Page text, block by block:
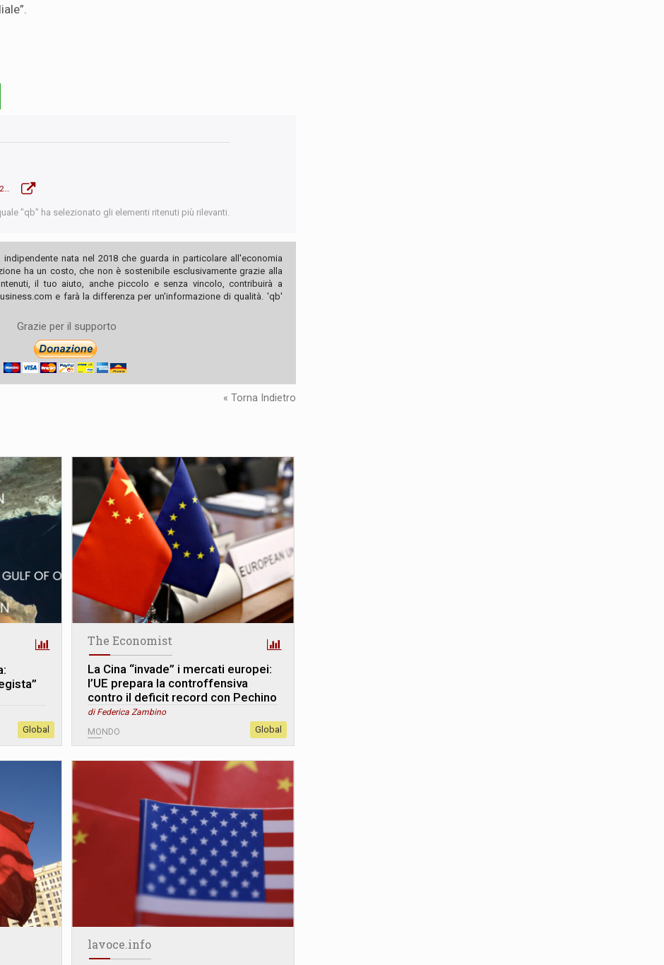
"qb" ha selezionato gli elementi ritenuti più rilevanti.
indipendente nata nel 2018 che guarda in particolare all'economia
ha un costo, che non è sostenibile esclusivamente grazie alla
il tuo aiuto, anche piccolo e senza vincolo, contribuirà a
e farà la differenza per un'informazione di qualità. 'qb'
Grazie per il supporto
« Torna Indietro
Global
The Economist
La Cina “invade” i mercati europei:
l’UE prepara la controffensiva
contro il deficit record con Pechino
di Federica Zambino
MONDO Global
lavoce.info